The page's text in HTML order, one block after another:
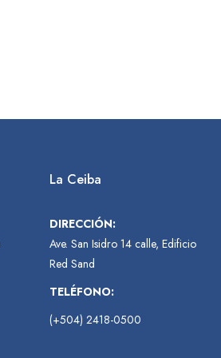
La Ceiba
DIRECCIÓN:
Ave. San Isidro 14 calle, Edificio
Red Sand
TELÉFONO:
(+504) 2418-0500